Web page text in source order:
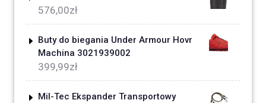
576,00zł
Buty do biegania Under Armour Hovr
Machina 3021939002
399,99zł
Mil-Tec Ekspander Transportowy